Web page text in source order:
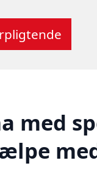
med